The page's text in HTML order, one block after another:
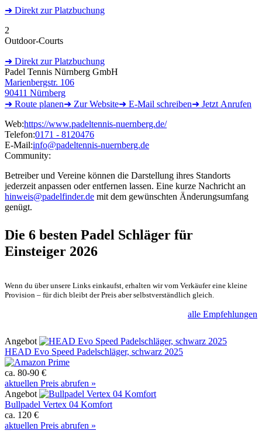
➜ Direkt zur Platzbuchung
2
Outdoor-Courts
➜ Direkt zur Platzbuchung
Padel Tennis Nürnberg GmbH
Marienbergstr. 106
90411 Nürnberg
➜ Route planen➜ ZurWebsite➜ E-Mail schreiben➜ Jetzt Anrufen
Web:https://www.padeltennis-nuernberg.de/
Telefon:0171 - 8120476
E-Mail:info@padeltennis-nuernberg.de
Community:
Betreiber und Vereine können die Darstellung ihres Standorts
jederzeit anpassen oder entfernen lassen. Eine kurze Nachricht an
hinweis@padelfinder.de mit dem gewünschten Änderungsumfang
genügt.
Die 6 besten Padel Schläger für
Einsteiger 2026
Wenn du über unsere Links einkaufst, erhalten wir vom Verkäufer eine kleine
Provision – für dich bleibt der Preis aber selbstverständlich gleich.
alle Empfehlungen
Angebot
HEAD Evo Speed Padelschläger, schwarz 2025
ca. 80-90 €
aktuellen Preis abrufen »
Angebot
Bullpadel Vertex 04 Komfort
ca. 120 €
aktuellen Preis abrufen »